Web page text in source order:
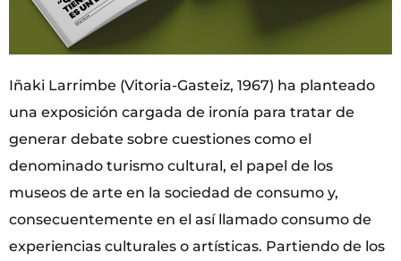
Iñaki Larrimbe (Vitoria-Gasteiz, 1967) ha planteado
una exposición cargada de ironía para tratar de
generar debate sobre cuestiones como el
denominado turismo cultural, el papel de los
museos de arte en la sociedad de consumo y,
consecuentemente en el así llamado consumo de
experiencias culturales o artísticas. Partiendo de los